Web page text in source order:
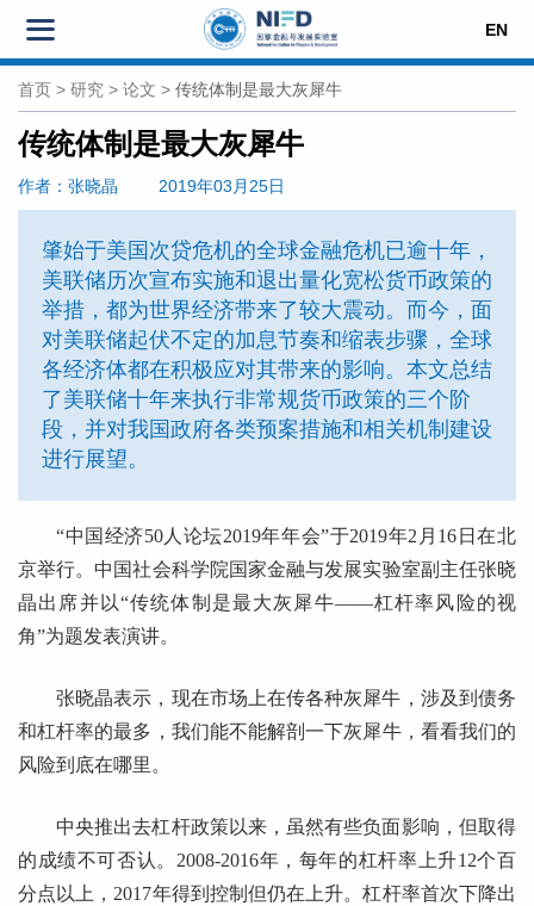
EN
首页 > 研究 > 论文 > 传统体制是最大灰犀牛
传统体制是最大灰犀牛
作者 ：张晓晶 2019年03月25日
肇始于美国次贷危机的全球金融危机已逾十年，
美联储历次宣布实施和退出量化宽松货币政策的
举措，都为世界经济带来了较大震动。而今，面
对美联储起伏不定的加息节奏和缩表步骤，全球
各经济体都在积极应对其带来的影响。本文总结
了美联储十年来执行非常规货币政策的三个阶
段，并对我国政府各类预案措施和相关机制建设
进行展望。
“中国经济50人论坛2019年年会”于2019年2月16日在北
京举行。中国社会科学院国家金融与发展实验室副主任张晓
晶出席并以“传统体制是最大灰犀牛——杠杆率风险的视
角”为题发表演讲。
张晓晶表示，现在市场上在传各种灰犀牛，涉及到债务
和杠杆率的最多，我们能不能解剖一下灰犀牛，看看我们的
风险到底在哪里。
中央推出去杠杆政策以来，虽然有些负面影响，但取得
的成绩不可否认。2008-2016年，每年的杠杆率上升12个百
分点以上，2017年得到控制但仍在上升。杠杆率首次下降出